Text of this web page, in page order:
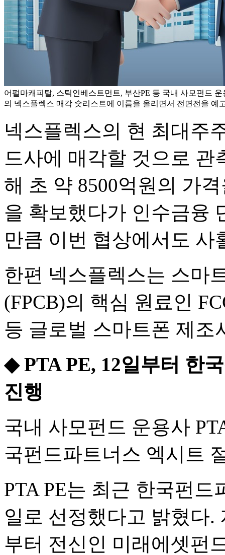
어펄마캐피탈, 스틱인베스트먼트, 부산PE 등 국내 사모펀드
의 넥스플렉스 매각 숏리스트에 이름을 올리면서 전면전을 예
넥스플렉스의 현 최대주
드사에 매각할 것으로 관
해 초 약 8500억원의 가
을 확보했다가 인수금융
만큼 이번 협상에서도 사
한편 넥스플렉스는 스마
(FPCB)의 핵심 원료인
등 글로벌 스마트폰 제조
◆ PTA PE, 12일부터 한
진행
국내 사모펀드 운용사
국펀드파트너스 엑시트
PTA PE는 최근 한국펀
일로 선정했다고 밝혔다.
부터 전신인 미래에셋펀